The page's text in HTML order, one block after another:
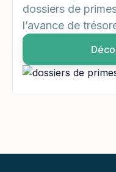
dossiers de
l’avance de